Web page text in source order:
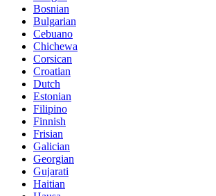
Bosnian
Bulgarian
Cebuano
Chichewa
Corsican
Croatian
Dutch
Estonian
Filipino
Finnish
Frisian
Galician
Georgian
Gujarati
Haitian